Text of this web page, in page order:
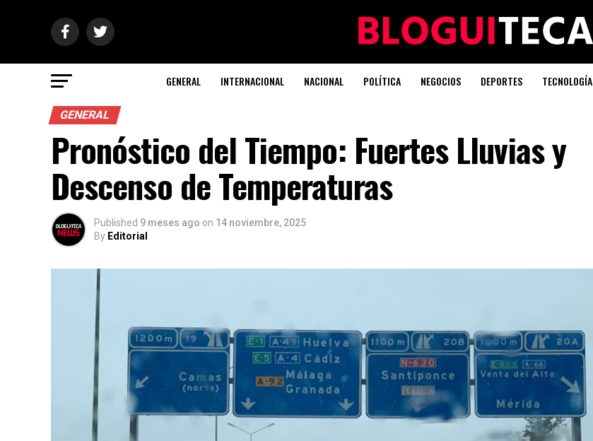
GENERAL INTERNACIONAL NACIONAL POLÍTICA NEGOCIOS DEPORTES TECNOLOGÍA
GENERAL
Pronóstico del Tiempo: Fuertes Lluvias y
Descenso de Temperaturas
Published 9 meses ago on 14 noviembre, 2025
By Editorial